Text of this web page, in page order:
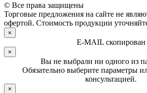
© Все права защищены
Торговые предложения на сайте не
офертой. Стоимость продукции
×
E-MAIL скопирован
×
Вы не выбрали ни одного из
Обязательно выберите параметры
консультацией.
×